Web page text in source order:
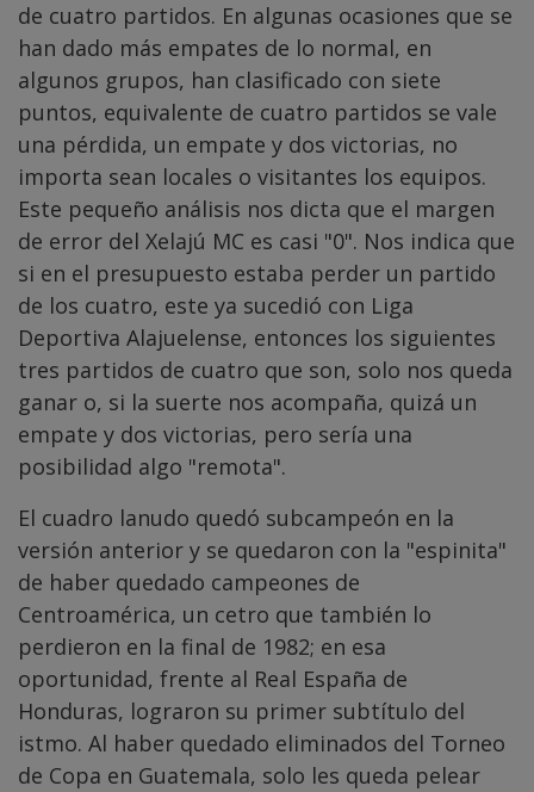
de cuatro partidos. En algunas ocasiones que se
han dado más empates de lo normal, en
algunos grupos, han clasificado con siete
puntos, equivalente de cuatro partidos se vale
una pérdida, un empate y dos victorias, no
importa sean locales o visitantes los equipos.
Este pequeño análisis nos dicta que el margen
de error del Xelajú MC es casi "0". Nos indica que
si en el presupuesto estaba perder un partido
de los cuatro, este ya sucedió con Liga
Deportiva Alajuelense, entonces los siguientes
tres partidos de cuatro que son, solo nos queda
ganar o, si la suerte nos acompaña, quizá un
empate y dos victorias, pero sería una
posibilidad algo "remota".
El cuadro lanudo quedó subcampeón en la
versión anterior y se quedaron con la "espinita"
de haber quedado campeones de
Centroamérica, un cetro que también lo
perdieron en la final de 1982; en esa
oportunidad, frente al Real España de
Honduras, lograron su primer subtítulo del
istmo. Al haber quedado eliminados del Torneo
de Copa en Guatemala, solo les queda pelear